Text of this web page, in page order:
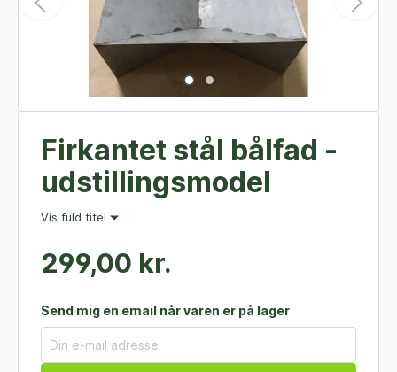
Firkantet stål bålfad -
udstillingsmodel
Vis fuld titel
299,00 kr.
Send mig en email når varen er på lager